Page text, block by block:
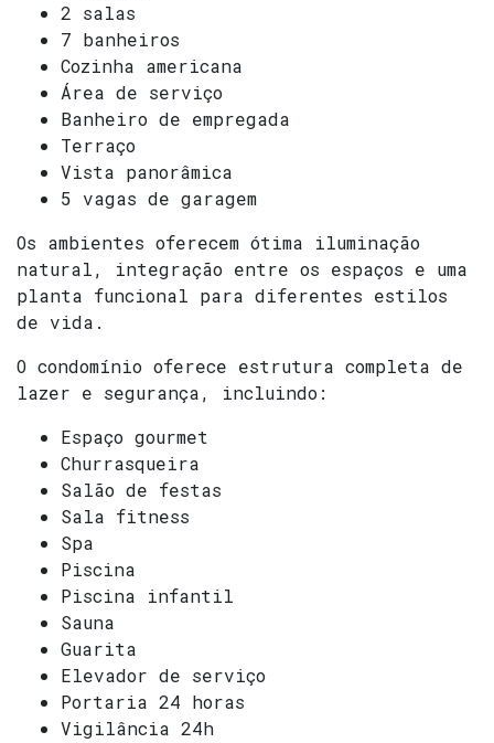
2 salas
7 banheiros
Cozinha americana
Área de serviço
Banheiro de empregada
Terraço
Vista panorâmica
5 vagas de garagem
Os ambientes oferecem ótima iluminação
natural, integração entre os espaços e uma
planta funcional para diferentes estilos
de vida.
O condomínio oferece estrutura completa de
lazer e segurança, incluindo:
Espaço gourmet
Churrasqueira
Salão de festas
Sala fitness
Spa
Piscina
Piscina infantil
Sauna
Guarita
Elevador de serviço
Portaria 24 horas
Vigilância 24h